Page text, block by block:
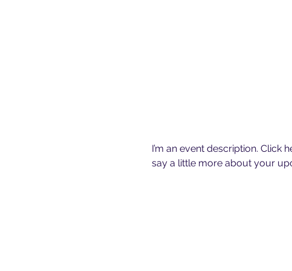
I’m an event description. Click
say a little more about your